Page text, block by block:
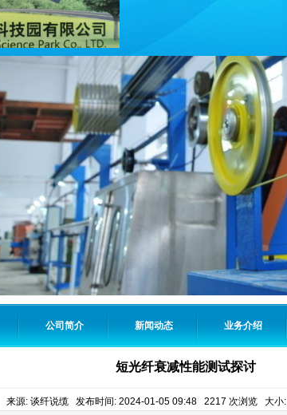
公司简介 新闻动态 业务介绍
短光纤衰减性能测试探讨
来源: 谈纤说缆 发布时间: 2024-01-05 09:48 2217 次浏览 大小: